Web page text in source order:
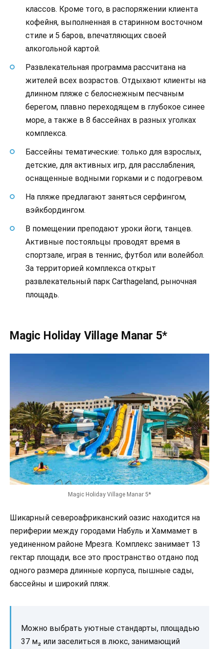
классов. Кроме того, в распоряжении клиента
кофейня, выполненная в старинном восточном
стиле и 5 баров, впечатляющих своей
алкогольной картой.
Развлекательная программа рассчитана на
жителей всех возрастов. Отдыхают клиенты на
длинном пляже с белоснежным песчаным
берегом, плавно переходящем в глубокое синее
море, а также в 8 бассейнах в разных уголках
комплекса.
Бассейны тематические: только для взрослых,
детские, для активных игр, для расслабления,
оснащенные водными горками и с подогревом.
На пляже предлагают заняться серфингом,
вэйкбордингом.
В помещении преподают уроки йоги, танцев.
Активные постояльцы проводят время в
спортзале, играя в теннис, футбол или волейбол.
За территорией комплекса открыт
развлекательный парк Carthageland, рыночная
площадь.
Magic Holiday Village Manar 5*
Magic Holiday Village Manar 5*
Шикарный североафриканский оазис находится на
периферии между городами Набуль и Хаммамет в
уединенном районе Мрезга. Комплекс занимает 13
гектар площади, все это пространство отдано под
одного размера длинные корпуса, пышные сады,
бассейны и широкий пляж.
Можно выбрать уютные стандарты, площадью
37 м₂ или заселиться в люкс, занимающий